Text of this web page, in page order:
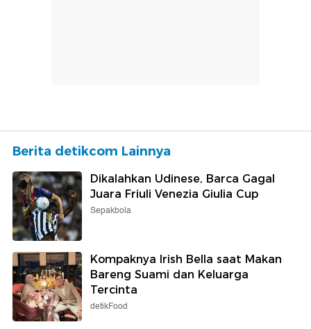
Berita detikcom Lainnya
Dikalahkan Udinese, Barca Gagal
Juara Friuli Venezia Giulia Cup
Sepakbola
Kompaknya Irish Bella saat Makan
Bareng Suami dan Keluarga
Tercinta
detikFood